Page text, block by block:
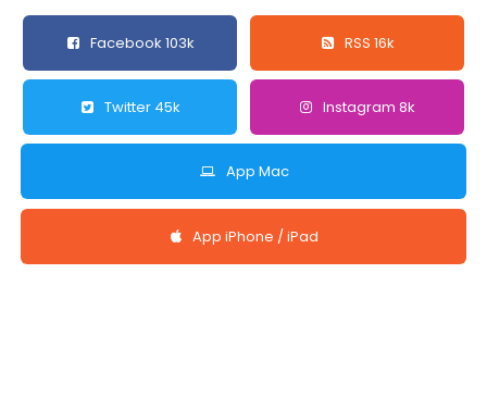
Facebook 103k RSS 16k
Twitter 45k Instagram 8k
App Mac
App iPhone / iPad